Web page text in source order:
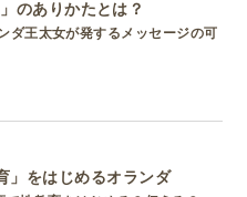
のありかたとは？
ダ王太女が発するメッセージの可
」をはじめるオランダ